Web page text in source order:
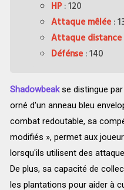
HP: 120
Attaque mêlée:
Attaque distance
Défénse : 140
Shadowbeak se distingue
orné d'un anneau bleu
combat redoutable, sa
modifiés », permet aux
lorsqu'ils utilisent des
De plus, sa capacité de
les plantations pour aider à